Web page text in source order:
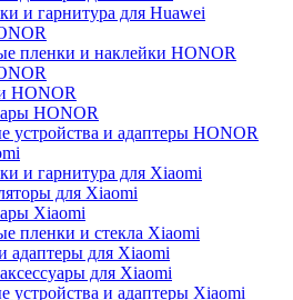
и гарнитура для Huawei
пленки и наклейки HONOR
HONOR
HONOR
устройства и адаптеры HONOR
и гарнитура для Xiaomi
для Xiaomi
Xiaomi
пленки и стекла Xiaomi
адаптеры для Xiaomi
для Xiaomi
устройства и адаптеры Xiaomi